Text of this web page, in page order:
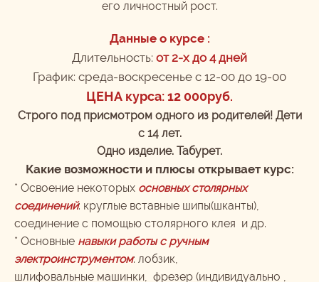
его личностный рост.
Данные о курсе :
Длительность: от 2-х до 4 дней
График: среда-воскресенье с 12-00 до 19-00
ЦЕНА курса: 12 000руб.
Строго под присмотром одного из родителей! Дети
с 14 лет.
Одно изделие. Табурет.
Какие возможности и плюсы открывает курс:
* Освоение некоторых основных столярных
соединений: круглые вставные шипы(шканты),
соединение с помощью столярного клея и др.
* Основные навыки работы с ручным
электроинструментом: лобзик,
шлифовальные машинки, фрезер (индивидуально ,